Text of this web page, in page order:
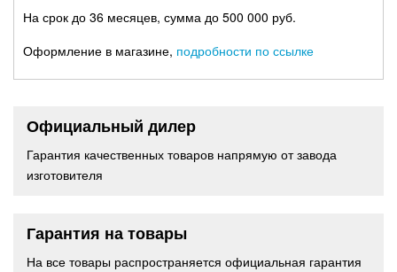
На срок до 36 месяцев, сумма до 500 000 руб.
Оформление в магазине, подробности по ссылке
Официальный дилер
Гарантия качественных товаров напрямую от завода
изготовителя
Гарантия на товары
На все товары распространяется официальная гарантия